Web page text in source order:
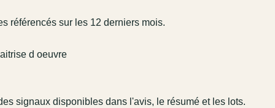
référencés sur les 12 derniers mois.
d oeuvre
signaux disponibles dans l'avis, le résumé et les lots.